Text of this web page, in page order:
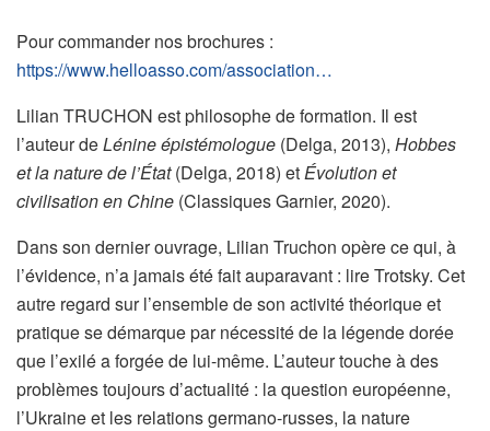
Pour commander nos brochures :
https://www.helloasso.com/association…
Lilian TRUCHON est philosophe de formation. Il est
l’auteur deLénine épistémologue (Delga, 2013), Hobbes
et la nature de l’État(Delga, 2018) etÉvolution et
civilisation en Chine (Classiques Garnier, 2020).
Dans son dernier ouvrage, Lilian Truchon opère ce qui, à
l’évidence, n’a jamais été fait auparavant : lire Trotsky. Cet
autre regard sur l’ensemble de son activité théorique et
pratique se démarque par nécessité de la légende dorée
que l’exilé a forgée de lui-même. L’auteur touche à des
problèmes toujours d’actualité : la question européenne,
l’Ukraine et les relations germano-russes, la nature